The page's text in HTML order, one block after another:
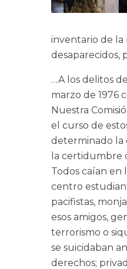
inventario de la
desaparecidos,
…A los delitos
marzo de 1976
Nuestra
el curso de
determinado la
la certidumbre
Todos caían en
centro
pacifistas,
esos amigos,
terrorismo o
se suicidaban
derechos;